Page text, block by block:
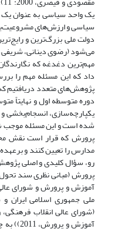
یک واحد سیاسی به عنوان یک
سیاسی و ارزش‌های
دولت ملی بزرگ‌ترین و
می‌شود (رضوی دینانی، شریفی و
مهم‌ترین دغدغه که
داد که این مسئله مهم را
پژوهش‌های متعدد دریافتیم
دوره متوسطه اول و
یکپارچه‌سازی، انسجام‌بخشی و
شده است و این مسئله موجب
پرورش که قرار است نقش
مدارس را تعیین کنند و
رو، سؤال کلیدی و اصلی
پرورش (مبانی نظری سند
ملی جمهوری اسلامی
(شورای عالی انقلاب
آموزش